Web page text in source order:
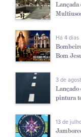
Lançada
Há 4 dias
Bom
3 de
Lançado
pintura
13 de